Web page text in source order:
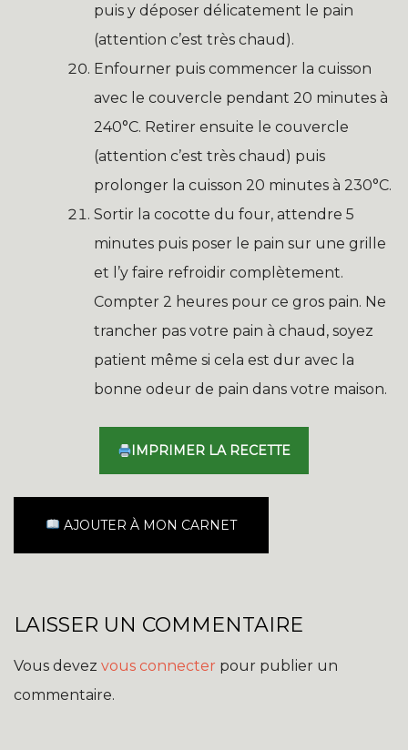
puis y déposer délicatement le pain
(attention c’est très chaud).
Enfourner puis commencer la cuisson
avec le couvercle pendant 20 minutes à
240°C. Retirer ensuite le couvercle
(attention c’est très chaud) puis
prolonger la cuisson 20 minutes à 230°C.
Sortir la cocotte du four, attendre 5
minutes puis poser le pain sur une grille
et l’y faire refroidir complètement.
Compter 2 heures pour ce gros pain. Ne
trancher pas votre pain à chaud, soyez
patient même si cela est dur avec la
bonne odeur de pain dans votre maison.
IMPRIMER LA RECETTE
AJOUTER À MON CARNET
LAISSER UN COMMENTAIRE
Vous devez vous connecter pour publier un
commentaire.